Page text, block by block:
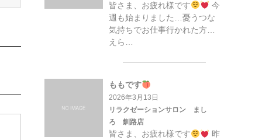
皆さま、お疲れ様です
今
週も始まりました…憂うつな
気持ちでお仕事行かれた方…
えら…
ももです
2026年3月13日
リラクゼーションサロン まし
ろ 釧路店
皆さま、お疲れ様です 昨